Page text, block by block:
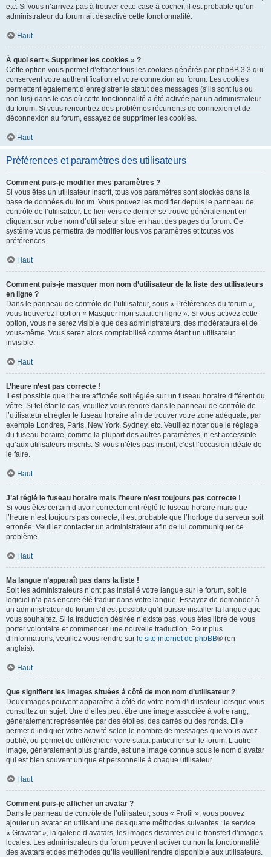
etc. Si vous n’arrivez pas à trouver cette case à cocher, il est probable qu’un
administrateur du forum ait désactivé cette fonctionnalité.
Haut
À quoi sert « Supprimer les cookies » ?
Cette option vous permet d’effacer tous les cookies générés par phpBB 3.3 qui
conservent votre authentification et votre connexion au forum. Les cookies
permettent également d’enregistrer le statut des messages (s’ils sont lus ou
non lus) dans le cas où cette fonctionnalité a été activée par un administrateur
du forum. Si vous rencontrez des problèmes récurrents de connexion et de
déconnexion au forum, essayez de supprimer les cookies.
Haut
Préférences et paramètres des utilisateurs
Comment puis-je modifier mes paramètres ?
Si vous êtes un utilisateur inscrit, tous vos paramètres sont stockés dans la
base de données du forum. Vous pouvez les modifier depuis le panneau de
contrôle de l’utilisateur. Le lien vers ce dernier se trouve généralement en
cliquant sur votre nom d’utilisateur situé en haut des pages du forum. Ce
système vous permettra de modifier tous vos paramètres et toutes vos
préférences.
Haut
Comment puis-je masquer mon nom d’utilisateur de la liste des utilisateurs
en ligne ?
Dans le panneau de contrôle de l’utilisateur, sous « Préférences du forum »,
vous trouverez l’option « Masquer mon statut en ligne ». Si vous activez cette
option, vous ne serez visible que des administrateurs, des modérateurs et de
vous-même. Vous serez alors comptabilisé comme étant un utilisateur
invisible.
Haut
L’heure n’est pas correcte !
Il est possible que l’heure affichée soit réglée sur un fuseau horaire différent du
vôtre. Si tel était le cas, veuillez vous rendre dans le panneau de contrôle de
l’utilisateur et régler le fuseau horaire afin de trouver votre zone adéquate, par
exemple Londres, Paris, New York, Sydney, etc. Veuillez noter que le réglage
du fuseau horaire, comme la plupart des autres paramètres, n’est accessible
qu’aux utilisateurs inscrits. Si vous n’êtes pas inscrit, c’est l’occasion idéale de
le faire.
Haut
J’ai réglé le fuseau horaire mais l’heure n’est toujours pas correcte !
Si vous êtes certain d’avoir correctement réglé le fuseau horaire mais que
l’heure n’est toujours pas correcte, il est probable que l’horloge du serveur soit
erronée. Veuillez contacter un administrateur afin de lui communiquer ce
problème.
Haut
Ma langue n’apparaît pas dans la liste !
Soit les administrateurs n’ont pas installé votre langue sur le forum, soit le
logiciel n’a pas encore été traduit dans votre langue. Essayez de demander à
un administrateur du forum s’il est possible qu’il puisse installer la langue que
vous souhaitez. Si la traduction désirée n’existe pas, vous êtes libre de vous
porter volontaire et commencer une nouvelle traduction. Pour plus
d’informations, veuillez vous rendre sur le site internet de phpBB® (en
anglais).
Haut
Que signifient les images situées à côté de mon nom d’utilisateur ?
Deux images peuvent apparaître à côté de votre nom d’utilisateur lorsque vous
consultez un sujet. Une d’elles peut être une image associée à votre rang,
généralement représentée par des étoiles, des carrés ou des ronds. Elle
permet d’indiquer votre activité selon le nombre de messages que vous avez
publié, ou permet de différencier votre statut particulier sur le forum. L’autre
image, généralement plus grande, est une image connue sous le nom d’avatar
qui est bien souvent unique et personnelle à chaque utilisateur.
Haut
Comment puis-je afficher un avatar ?
Dans le panneau de contrôle de l’utilisateur, sous « Profil », vous pouvez
ajouter un avatar en utilisant une des quatre méthodes suivantes : le service
« Gravatar », la galerie d’avatars, les images distantes ou le transfert d’images
locales. Les administrateurs du forum peuvent activer ou non la fonctionnalité
des avatars et des méthodes qu’ils veuillent rendre disponible aux utilisateurs.